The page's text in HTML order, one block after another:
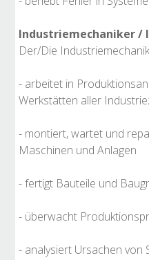
Industriemechaniker /
Der/Die
- arbeitet in
Werkstätten aller
- montiert, wartet und
Maschinen und Anlagen
- fertigt Bauteile und
- überwacht
- analysiert Ursachen von